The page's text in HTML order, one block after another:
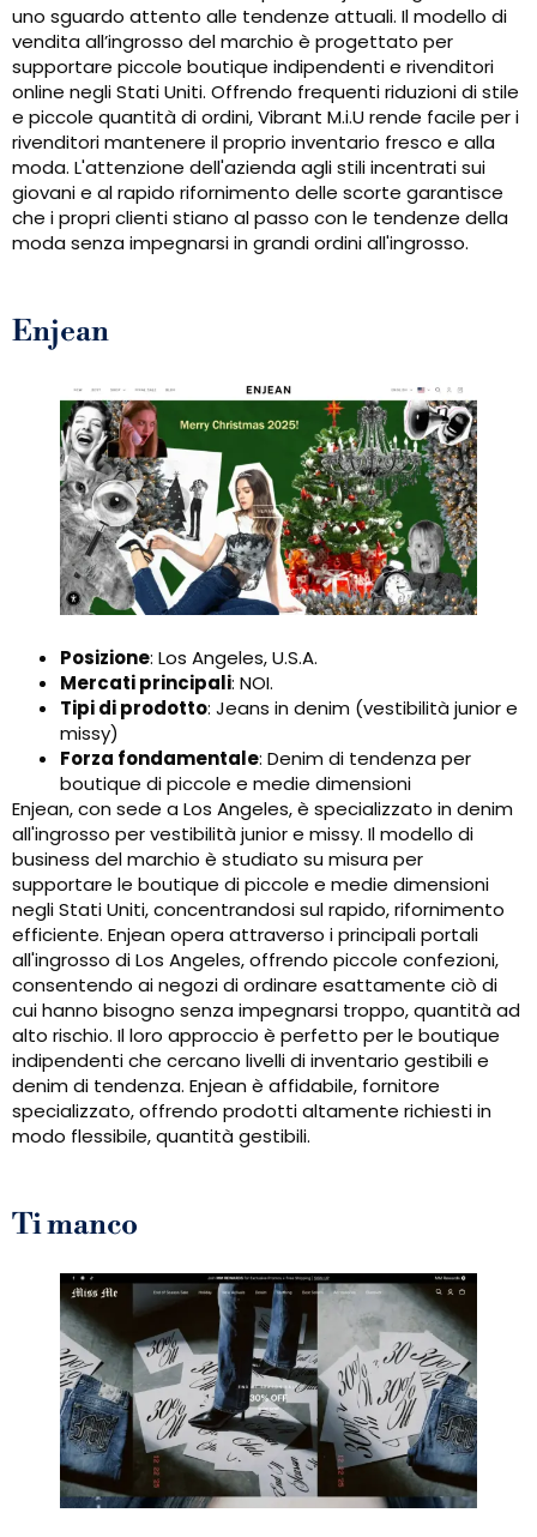
uno sguardo attento alle tendenze attuali. Il modello di
vendita all’ingrosso del marchio è progettato per
supportare piccole boutique indipendenti e rivenditori
online negli Stati Uniti. Offrendo frequenti riduzioni di stile
e piccole quantità di ordini, Vibrant M.i.U rende facile per i
rivenditori mantenere il proprio inventario fresco e alla
moda. L'attenzione dell'azienda agli stili incentrati sui
giovani e al rapido rifornimento delle scorte garantisce
che i propri clienti stiano al passo con le tendenze della
moda senza impegnarsi in grandi ordini all'ingrosso.
Enjean
Posizione: Los Angeles, U.S.A.
Mercati principali: NOI.
Tipi di prodotto: Jeans in denim (vestibilità junior e
missy)
Forza fondamentale: Denim di tendenza per
boutique di piccole e medie dimensioni
Enjean, con sede a Los Angeles, è specializzato in denim
all'ingrosso per vestibilità junior e missy. Il modello di
business del marchio è studiato su misura per
supportare le boutique di piccole e medie dimensioni
negli Stati Uniti, concentrandosi sul rapido, rifornimento
efficiente. Enjean opera attraverso i principali portali
all'ingrosso di Los Angeles, offrendo piccole confezioni,
consentendo ai negozi di ordinare esattamente ciò di
cui hanno bisogno senza impegnarsi troppo, quantità ad
alto rischio. Il loro approccio è perfetto per le boutique
indipendenti che cercano livelli di inventario gestibili e
denim di tendenza. Enjean è affidabile, fornitore
specializzato, offrendo prodotti altamente richiesti in
modo flessibile, quantità gestibili.
Ti manco